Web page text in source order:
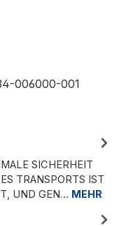
006000-001
SICHERHEIT
TRANSPORTS IST
UND GEN… MEHR